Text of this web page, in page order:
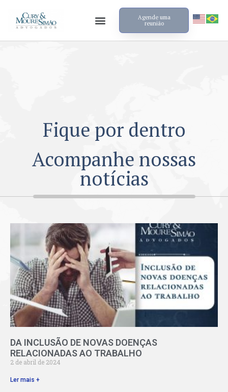
Agende uma
reunião
Fique por dentro
Acompanhe nossas
notícias
DA INCLUSÃO DE NOVAS DOENÇAS
RELACIONADAS AO TRABALHO
2 de abril de 2024
Ler mais +